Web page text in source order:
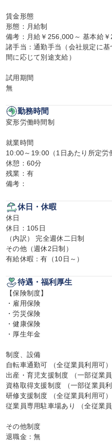
賃金形態
形態：月給制
備考：月給￥256,000～ 基本給
諸手当：通勤手当（会社規定に
間に応じて別途支給）
試用期間
無
勤務時間
変形労働時間制
就業時間
10:00～19:00（1日あたり所定労
休憩：60分
残業：有
備考：
休日・休暇
休日
休日：105日
（内訳） 完全週休二日制
その他（週休2日制）
有給休暇：有（10日～）
待遇・福利厚生
【保険制度】
・雇用保険
・労災保険
・健康保険
・厚生年金
制度、設備
自転車通勤可 （全従業員利用可）
出産・育児支援制度 （一部従業員
資格取得支援制度 （一部従業員利
研修支援制度 （全従業員利用可）
従業員専用駐車場あり （全従業員
その他制度
退職金：無